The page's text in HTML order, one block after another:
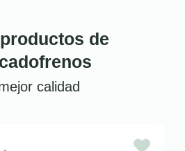
de
calidad